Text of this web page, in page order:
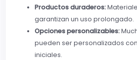
Productos duraderos:
garantizan un uso prolongado.
Opciones personalizables:
pueden ser personalizados
iniciales.